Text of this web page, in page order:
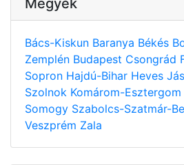
Megyék
Bács-Kiskun Baranya Békés
Zemplén Budapest Csongrád
Sopron Hajdú-Bihar Heves
Szolnok Komárom-Esztergom
Somogy Szabolcs-Szatmár-
Veszprém Zala